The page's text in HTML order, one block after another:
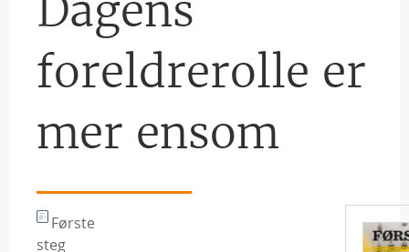
Dagens
foreldrerolle er
mer ensom
Første
steg